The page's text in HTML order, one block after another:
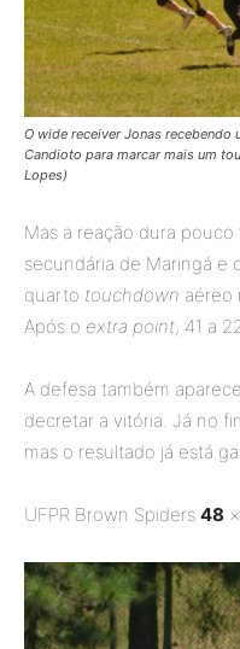
O wide receiver Jonas
Candioto para marcar mais um
Lopes)
Mas a reação dura
secundária de Maringá e
quarto touchdown aéreo
Após o extra point, 41 a
A defesa também
decretar a vitória. Já no
mas o resultado já está
UFPR Brown Spiders 48 ×